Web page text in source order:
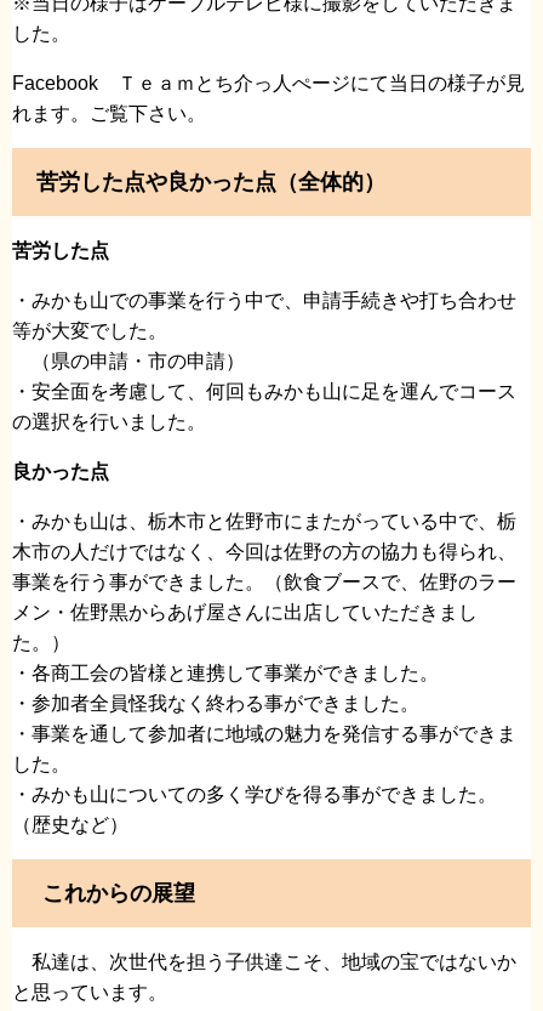
した。
Facebook Ｔｅａｍとち介っ人ぺージにて当日の様子が見
れます。ご覧下さい。
苦労した点や良かった点（全体的）
苦労した点
・みかも山での事業を行う中で、申請手続きや打ち合わせ
等が大変でした。
（県の申請・市の申請）
・安全面を考慮して、何回もみかも山に足を運んでコース
の選択を行いました。
良かった点
・みかも山は、栃木市と佐野市にまたがっている中で、栃
木市の人だけではなく、今回は佐野の方の協力も得られ、
事業を行う事ができました。（飲食ブースで、佐野のラー
メン・佐野黒からあげ屋さんに出店していただきまし
た。）
・各商工会の皆様と連携して事業ができました。
・参加者全員怪我なく終わる事ができました。
・事業を通して参加者に地域の魅力を発信する事ができま
した。
・みかも山についての多く学びを得る事ができました。
（歴史など）
これからの展望
私達は、次世代を担う子供達こそ、地域の宝ではないか
と思っています。